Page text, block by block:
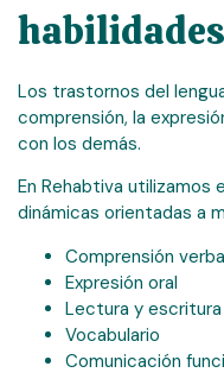
Los trastornos del
comprensión, la
con los demás.
En Rehabtiva
dinámicas orientadas a
Comprensión
Expresión oral
Lectura y escritura
Vocabulario
Comunicación